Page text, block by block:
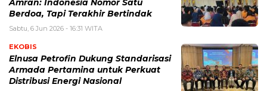
Amran: Indonesia Nomor Satu
Berdoa, Tapi Terakhir Bertindak
Sabtu, 6 Jun 2026 - 16:31 WITA
EKOBIS
Elnusa Petrofin Dukung Standarisasi
Armada Pertamina untuk Perkuat
Distribusi Energi Nasional